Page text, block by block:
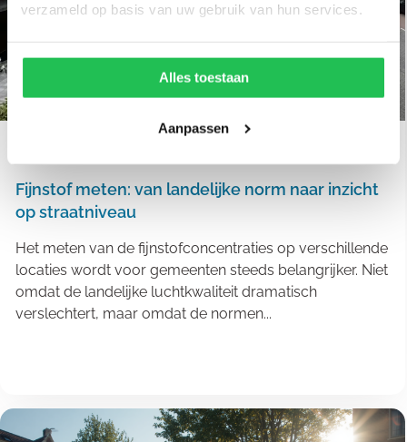
verzameld op basis van uw gebruik van hun services.
Alles toestaan
Aanpassen
Fijnstof meten: van landelijke norm naar inzicht
op straatniveau
Het meten van de fijnstofconcentraties op verschillende
locaties wordt voor gemeenten steeds belangrijker. Niet
omdat de landelijke luchtkwaliteit dramatisch
verslechtert, maar omdat de normen...